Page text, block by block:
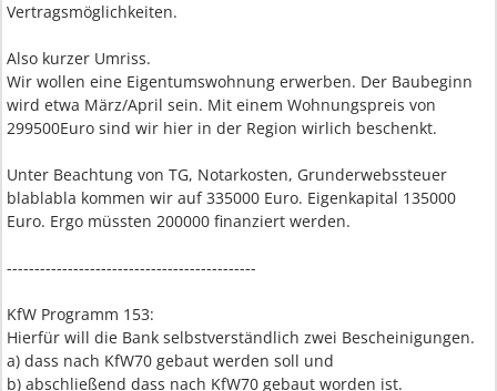
Vertragsmöglichkeiten.
Also kurzer Umriss.
Wir wollen eine Eigentumswohnung erwerben. Der Baubeginn
wird etwa März/April sein. Mit einem Wohnungspreis von
299500Euro sind wir hier in der Region wirlich beschenkt.
Unter Beachtung von TG, Notarkosten, Grunderwebssteuer
blablabla kommen wir auf 335000 Euro. Eigenkapital 135000
Euro. Ergo müssten 200000 finanziert werden.
---------------------------------------------
KfW Programm 153:
Hierfür will die Bank selbstverständlich zwei Bescheinigungen.
a) dass nach KfW70 gebaut werden soll und
b) abschließend dass nach KfW70 gebaut worden ist.